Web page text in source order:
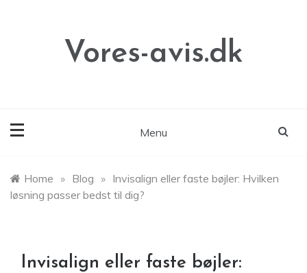
Vores-avis.dk
Menu
Home » Blog » Invisalign eller faste bøjler: Hvilken
løsning passer bedst til dig?
Invisalign eller faste bøjler: